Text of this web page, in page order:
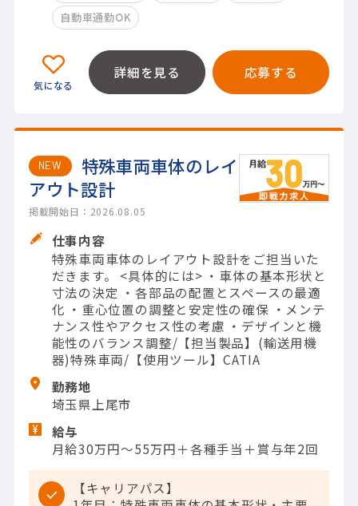
自動車通勤OK
詳細を見る 応募する
NEW
特殊車両車体のレイ
アウト設計
掲載開始日：2026.08.05
仕事内容
特殊車両車体のレイアウト設計をご担当いた
だきます。 <具体的には> ・車体の基本形状と
寸法の決定 ・各部品の配置とスペースの最適
化 ・重心位置の調整と安定性の確保 ・メンテ
ナンス性やアクセス性の考慮 ・デザインと機
能性のバランス調整/【担当製品】(輸送用機
器)特殊車両/【使用ツール】CATIA
勤務地
埼玉県上尾市
給与
月給30万円～55万円＋各種手当＋賞与年2回
【キャリアパス】